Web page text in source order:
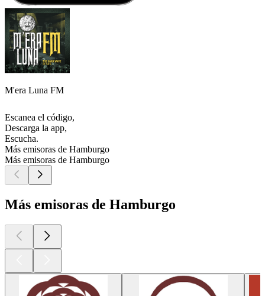
M'era Luna FM
Escanea el código,
Descarga la app,
Escucha.
Más emisoras de Hamburgo
Más emisoras de Hamburgo
Más emisoras de Hamburgo